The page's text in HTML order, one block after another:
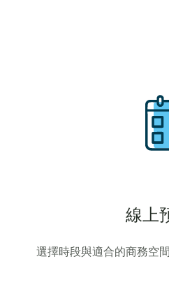
線上
選擇時段與適合的商務空